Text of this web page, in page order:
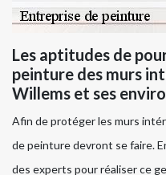
Les aptitudes de
peinture des murs
Willems et ses
Afin de protéger les murs
de peinture devront se faire.
des experts pour réaliser ce